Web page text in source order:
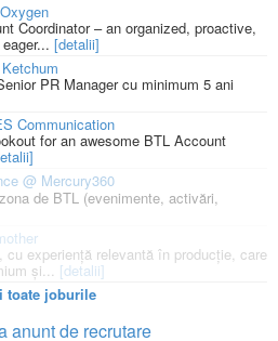
Coordinator – an organized, proactive,
[detalii]
PR Manager cu minimum 5 ani
Communication
for an awesome BTL Account
@ Mercury360
de BTL (evenimente, activări,
experiență relevantă în producție, care
și... [detalii]
toate joburile
anunt de recrutare